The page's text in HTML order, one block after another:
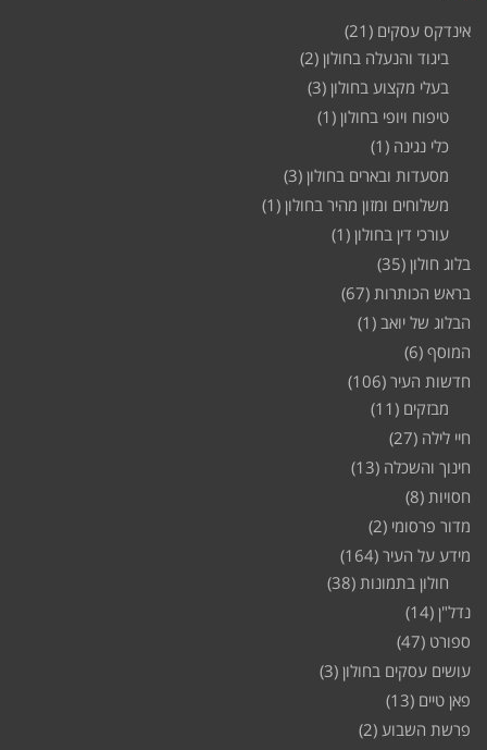
אינדקס עסקים (21)
ביגוד והנעלה בחולון (2)
בעלי מקצוע בחולון (3)
טיפוח ויופי בחולון (1)
כלי נגינה (1)
מסעדות ובארים בחולון (3)
משלוחים ומזון מהיר בחולון (1)
עורכי דין בחולון (1)
בלוג חולון (35)
בראש הכותרות (67)
הבלוג של יואב (1)
המוסף (6)
חדשות העיר (106)
מבזקים (11)
חיי לילה (27)
חינוך והשכלה (13)
חסויות (8)
מדור פרסומי (2)
מידע על העיר (164)
חולון בתמונות (38)
נדל"ן (14)
ספורט (47)
עושים עסקים בחולון (3)
פאן טיים (13)
פרשת השבוע (2)